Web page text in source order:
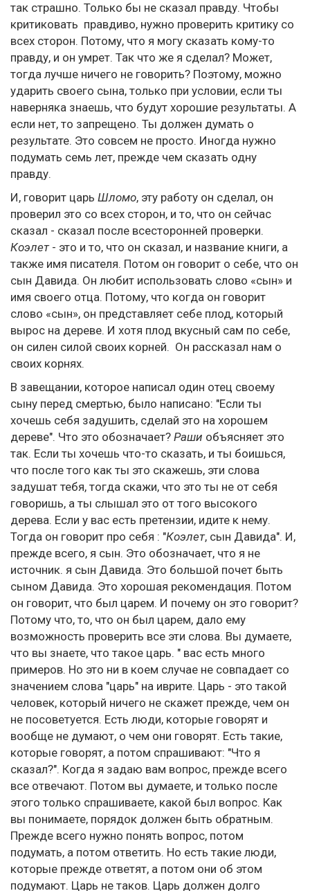
так страшно. Только бы не сказал правду. Чтобы
критиковать правдиво, нужно проверить критику со
всех сторон. Потому, что я могу сказать кому-то
правду, и он умрет. Так что же я сделал? Может,
тогда лучше ничего не говорить? Поэтому, можно
ударить своего сына, только при условии, если ты
наверняка знаешь, что будут хорошие результаты. А
если нет, то запрещено. Ты должен думать о
результате. Это совсем не просто. Иногда нужно
подумать семь лет, прежде чем сказать одну
правду.
И, говорит царь Шломо, эту работу он сделал, он
проверил это со всех сторон, и то, что он сейчас
сказал - сказал после всесторонней проверки.
Коэлет- это и то, что он сказал, и название книги, а
также имя писателя. Потом он говорит о себе, что он
сын Давида. Он любит использовать слово «сын» и
имя своего отца. Потому, что когда он говорит
слово «сын», он представляет себе плод, который
вырос на дереве. И хотя плод вкусный сам по себе,
он силен силой своих корней. Он рассказал нам о
своих корнях.
В завещании, которое написал один отец своему
сыну перед смертью, было написано: "Если ты
хочешь себя задушить, сделай это на хорошем
дереве". Что это обозначает? Раши объясняет это
так. Если ты хочешь что-то сказать, и ты боишься,
что после того как ты это скажешь, эти слова
задушат тебя, тогда скажи, что это ты не от себя
говоришь, а ты слышал это от того высокого
дерева. Если у вас есть претензии, идите к нему.
Тогда он говорит про себя : "Коэлет, сын Давида". И,
прежде всего, я сын. Это обозначает, что я не
источник. я сын Давида. Это большой почет быть
сыном Давида. Это хорошая рекомендация. Потом
он говорит, что был царем. И почему он это говорит?
Потому что, то, что он был царем, дало ему
возможность проверить все эти слова. Вы думаете,
что вы знаете, что такое царь. " вас есть много
примеров. Но это ни в коем случае не совпадает со
значением слова "царь" на иврите. Царь - это такой
человек, который ничего не скажет прежде, чем он
не посоветуется. Есть люди, которые говорят и
вообще не думают, о чем они говорят. Есть такие,
которые говорят, а потом спрашивают: "Что я
сказал?". Когда я задаю вам вопрос, прежде всего
все отвечают. Потом вы думаете, и только после
этого только спрашиваете, какой был вопрос. Как
вы понимаете, порядок должен быть обратным.
Прежде всего нужно понять вопрос, потом
подумать, а потом ответить. Но есть такие люди,
которые прежде ответят, а потом они об этом
подумают. Царь не таков. Царь должен долго